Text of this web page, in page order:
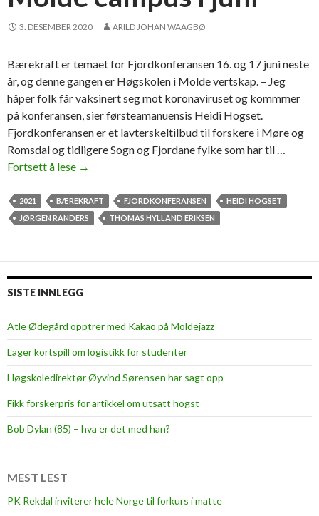
k
a
m
a
r
s
3. DESEMBER 2020 ARILD JOHAN WAAGBØ
Bærekraft er temaet for Fjordkonferansen 16. og 17 juni neste
år, og denne gangen er Høgskolen i Molde vertskap. – Jeg
håper folk får vaksinert seg mot koronaviruset og kommmer
på konferansen, sier førsteamanuensis Heidi Hogset.
Fjordkonferansen er et lavterskeltilbud til forskere i Møre og
Romsdal og tidligere Sogn og Fjordane fylke som har til …
Fortsett å lese I
v
i
e
i
l
j
o
r
f
→
2021 BÆREKRAFT FJORDKONFERANSEN
HEIDI HOGSET
JØRGEN RANDERS
THOMAS HYLLAND ERIKSEN
SISTE INNLEGG
Atle Ødegård opptrer med Kakao på Moldejazz
Lager kortspill om logistikk for studenter
Høgskoledirektør Øyvind Sørensen har sagt opp
Fikk forskerpris for artikkel om utsatt hogst
Bob Dylan (85) – hva er det med han?
MEST LEST
PK Rekdal inviterer hele Norge til forkurs i matte